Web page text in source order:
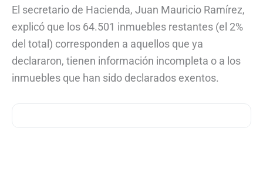
El secretario de Hacienda, Juan Mauricio Ramírez,
explicó que los 64.501 inmuebles restantes (el 2%
del total) corresponden a aquellos que ya
declararon, tienen información incompleta o a los
inmuebles que han sido declarados exentos.